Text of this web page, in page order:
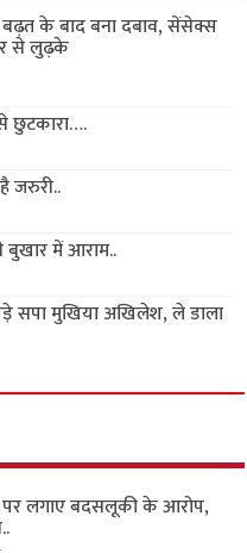
के बाद बना दबाव, सेंसेक्स
से लुढ़के
से छुटकारा….
जरुरी..
बुखार में आराम..
सपा मुखिया अखिलेश, ले डाला
पर लगाए बदसलूकी के आरोप,